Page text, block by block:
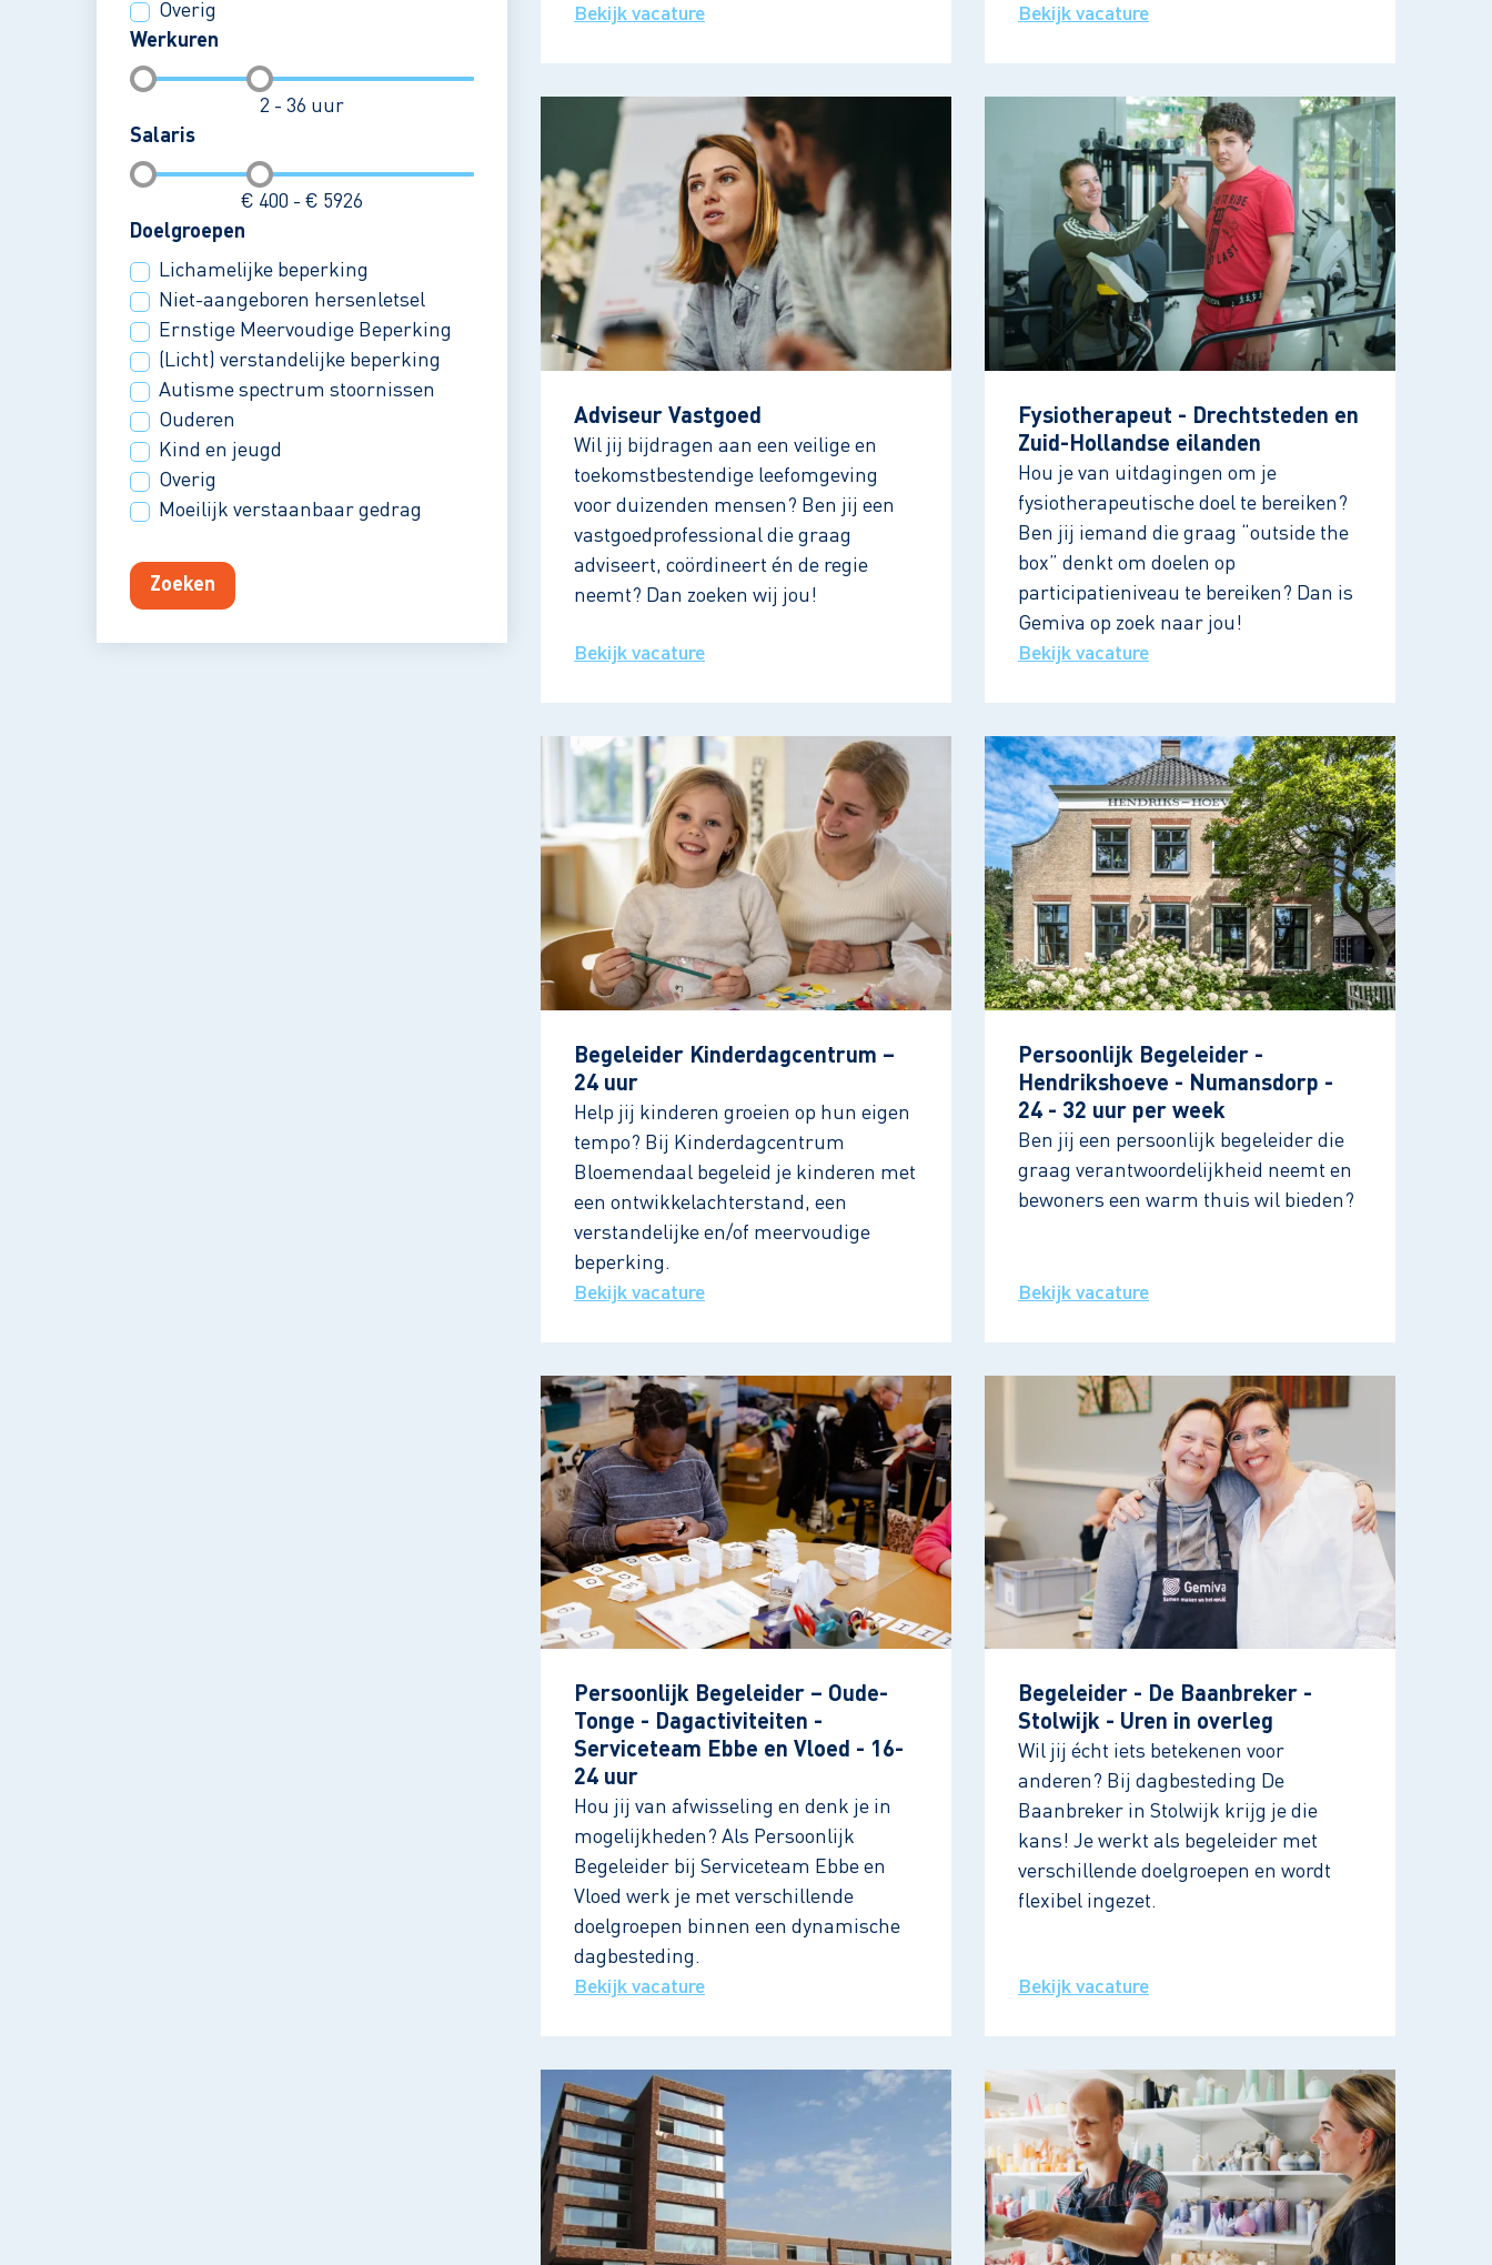
Overig
Werkuren
2 - 36 uur
Salaris
€ 400 - € 5926
Doelgroepen
Lichamelijke beperking
Niet-aangeboren hersenletsel
Ernstige Meervoudige Beperking
(Licht) verstandelijke beperking
Autisme spectrum stoornissen
Ouderen
Kind en jeugd
Overig
Moeilijk verstaanbaar gedrag
Bekijk vacature
Bekijk vacature
Adviseur Vastgoed
Wil jij bijdragen aan een veilige en
toekomstbestendige leefomgeving
voor duizenden mensen? Ben jij een
vastgoedprofessional die graag
adviseert, coördineert én de regie
neemt? Dan zoeken wij jou!
Bekijk vacature
Fysiotherapeut - Drechtsteden en
Zuid-Hollandse eilanden
Hou je van uitdagingen om je
fysiotherapeutische doel te bereiken?
Ben jij iemand die graag “outside the
box” denkt om doelen op
participatieniveau te bereiken? Dan is
Gemiva op zoek naar jou!
Bekijk vacature
Begeleider Kinderdagcentrum –
24 uur
Help jij kinderen groeien op hun eigen
tempo? Bij Kinderdagcentrum
Bloemendaal begeleid je kinderen met
een ontwikkelachterstand, een
verstandelijke en/of meervoudige
beperking.
Bekijk vacature
Persoonlijk Begeleider -
Hendrikshoeve - Numansdorp -
24 - 32 uur per week
Ben jij een persoonlijk begeleider die
graag verantwoordelijkheid neemt en
bewoners een warm thuis wil bieden?
Bekijk vacature
Persoonlijk Begeleider – Oude-
Tonge - Dagactiviteiten -
Serviceteam Ebbe en Vloed - 16-
24 uur
Hou jij van afwisseling en denk je in
mogelijkheden? Als Persoonlijk
Begeleider bij Serviceteam Ebbe en
Vloed werk je met verschillende
doelgroepen binnen een dynamische
dagbesteding.
Bekijk vacature
Begeleider - De Baanbreker -
Stolwijk - Uren in overleg
Wil jij écht iets betekenen voor
anderen? Bij dagbesteding De
Baanbreker in Stolwijk krijg je die
kans! Je werkt als begeleider met
verschillende doelgroepen en wordt
flexibel ingezet.
Bekijk vacature